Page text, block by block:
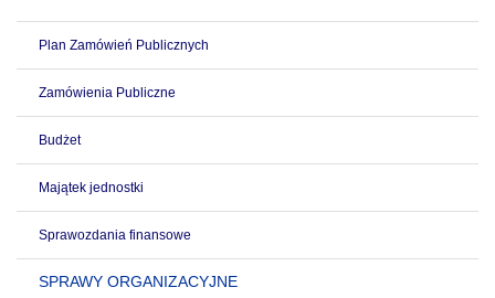
Plan Zamówień Publicznych
Zamówienia Publiczne
Budżet
Majątek jednostki
Sprawozdania finansowe
SPRAWY ORGANIZACYJNE